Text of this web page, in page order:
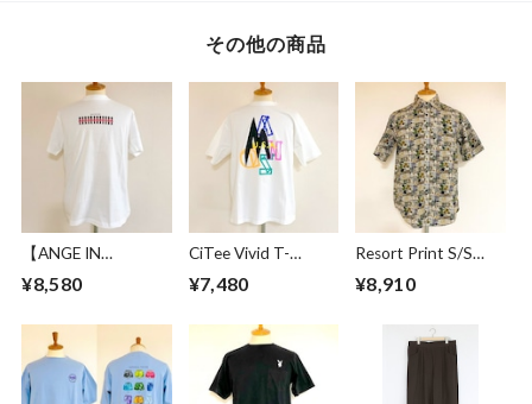
その他の商品
【ANGE IN
shirts #BRITISH
¥8,580
CiTee Vivid T-
¥7,480
Resort Print S/S
¥8,910